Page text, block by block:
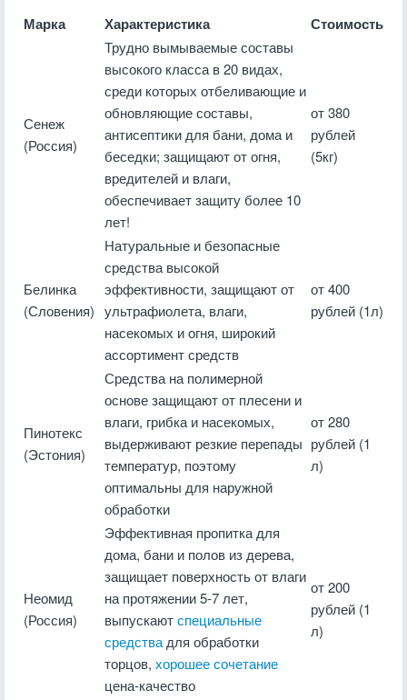
Марка Характеристика Стоимость
Сенеж
(Россия)
Трудно вымываемые составы
высокого класса в 20 видах,
среди которых отбеливающие и
обновляющие составы,
антисептики для бани, дома и
беседки; защищают от огня,
вредителей и влаги,
обеспечивает защиту более 10
лет!
от 380
рублей
(5кг)
Белинка
(Словения)
Натуральные и безопасные
средства высокой
эффективности, защищают от
ультрафиолета, влаги,
насекомых и огня, широкий
ассортимент средств
от 400
рублей (1л)
Пинотекс
(Эстония)
Средства на полимерной
основе защищают от плесени и
влаги, грибка и насекомых,
выдерживают резкие перепады
температур, поэтому
оптимальны для наружной
обработки
от 280
рублей (1
л)
Неомид
(Россия)
Эффективная пропитка для
дома, бани и полов из дерева,
защищает поверхность от влаги
на протяжении 5-7 лет,
выпускаютспециальные
средства для обработки
торцов, хорошее сочетание
цена-качество
от 200
рублей (1
л)